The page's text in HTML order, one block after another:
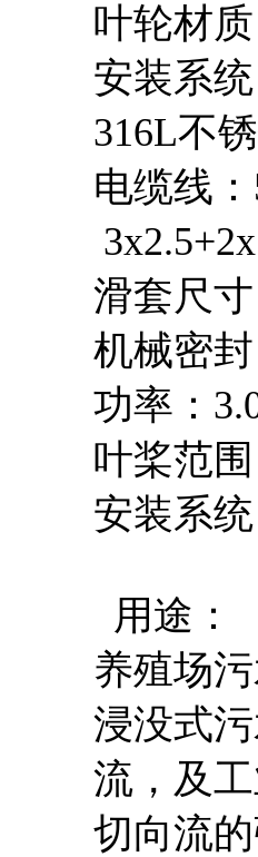
叶轮材
安装系
316L不
电缆线
滑套尺
机械密
功率：
叶桨范
安装系
用途：
养殖场
浸没式
流，及
切向流